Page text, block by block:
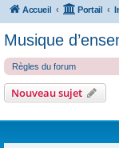
Accueil Portail
Musique
Règles du forum
Nouveau sujet